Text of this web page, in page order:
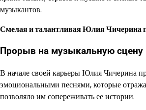
музыкантов.
Смелая и талантливая Юлия Чичерина
Прорыв на музыкальную сцену
В начале своей карьеры Юлия Чичерина
эмоциональными песнями, которые
позволяло им сопереживать ее истории.